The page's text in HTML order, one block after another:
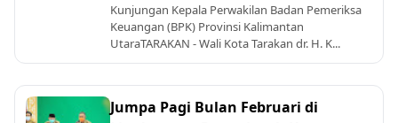
Kunjungan Kepala Perwakilan Badan Pemeriksa
Keuangan (BPK) Provinsi Kalimantan
UtaraTARAKAN - Wali Kota Tarakan dr. H. K...
Jumpa Pagi Bulan Februari di